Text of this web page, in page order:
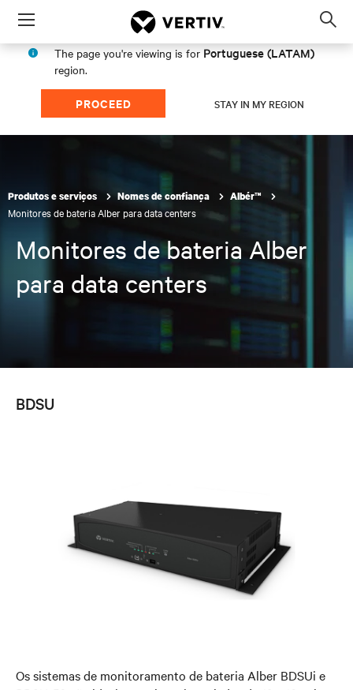
Menu
The page you're viewing is for Portuguese (LATAM)
region.
PROCEED STAY IN MY REGION
Produtos e serviços Nomes de confiança Albér™
Monitores de bateria Alber para data centers
Monitores de bateria Alber
para data centers
BDSU
Os sistemas de monitoramento de bateria Alber BDSUi e